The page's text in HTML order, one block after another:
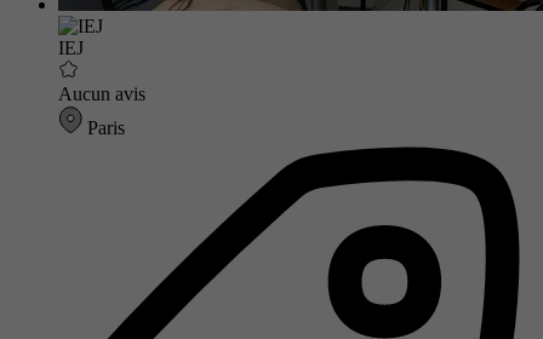
IEJ
Aucun avis
Paris